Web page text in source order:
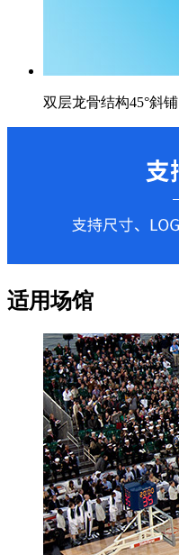
双层龙骨结构45°斜铺
适用场馆